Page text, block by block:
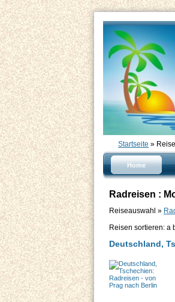
Startseite »
Home
Radreisen :
Reiseauswahl »
Reisen sortieren: a
Deutschland,